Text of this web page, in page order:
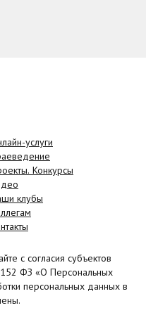
услуги
Конкурсы
клубы
с согласия субъектов
152 ФЗ «О Персональных
персональных данных в